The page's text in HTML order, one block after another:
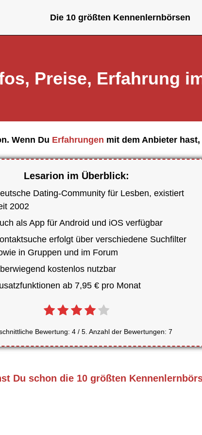
Die 10 größten Kennenlernbörsen
Preise, Erfahrung
Wenn Du Erfahrungen mit dem Anbieter
Lesarion im Überblick:
Dating-Community für Lesben, existiert
2002
als App für Android und iOS verfügbar
erfolgt über verschiedene Suchfilter
in Gruppen und im Forum
kostenlos nutzbar
ab 7,95 € pro Monat
Bewertung: 4/ 5. Anzahl der Bewertungen: 7
Du schon die 10 größten